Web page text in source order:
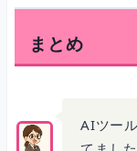
まとめ
AIツー